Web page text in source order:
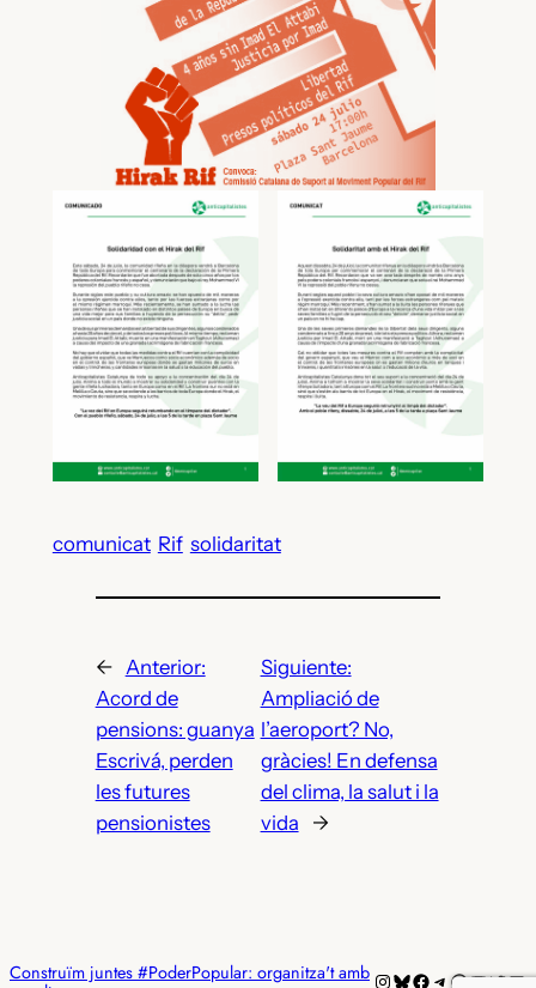
comunicat Rif solidaritat
← Anterior:
Acord de
pensions: guanya
Escrivá, perden
les futures
pensionistes
Siguiente:
Ampliació de
l’aeroport? No,
gràcies! En defensa
del clima, la salut i la
vida
→
Construïm juntes #PoderPopular: organitza't amb Instagram
Bluesky
Facebook
Telegram